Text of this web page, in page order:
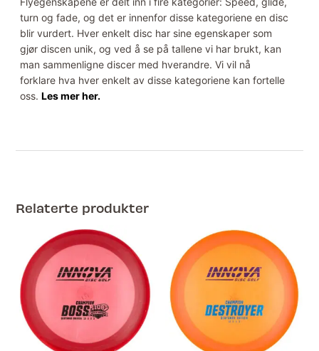
turn og fade, og det er innenfor disse kategoriene en disc
blir vurdert. Hver enkelt disc har sine egenskaper som
gjør discen unik, og ved å se på tallene vi har brukt, kan
man sammenligne discer med hverandre. Vi vil nå
forklare hva hver enkelt av disse kategoriene kan fortelle
oss.Les mer her.
Relaterte produkter